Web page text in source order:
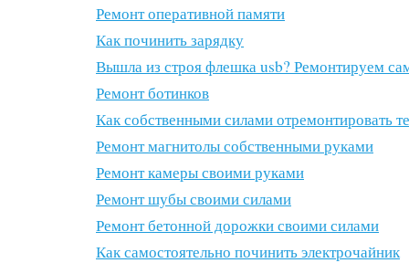
Ремонт оперативной памяти
Как починить зарядку
Вышла из строя флешка usb? Ремонтируем
Ремонт ботинков
Как собственными силами отремонтировать
Ремонт магнитолы собственными руками
Ремонт камеры своими руками
Ремонт шубы своими силами
Ремонт бетонной дорожки своими силами
Как самостоятельно починить электрочайник